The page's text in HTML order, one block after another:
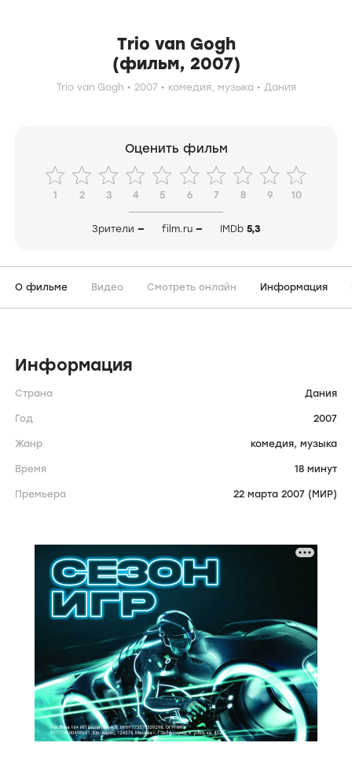
Trio van Gogh
(фильм, 2007)
Trio van Gogh 2007 комедия, музыка Дания
Оценить фильм
1 2 3 4 5 6 7 8 9 10
Зрители — film.ru — IMDb 5,3
О фильме Видео Смотреть онлайн Информация
Информация
Страна Дания
Год 2007
Жанр комедия, музыка
Время 18 минут
Премьера 22 марта 2007 (МИР)